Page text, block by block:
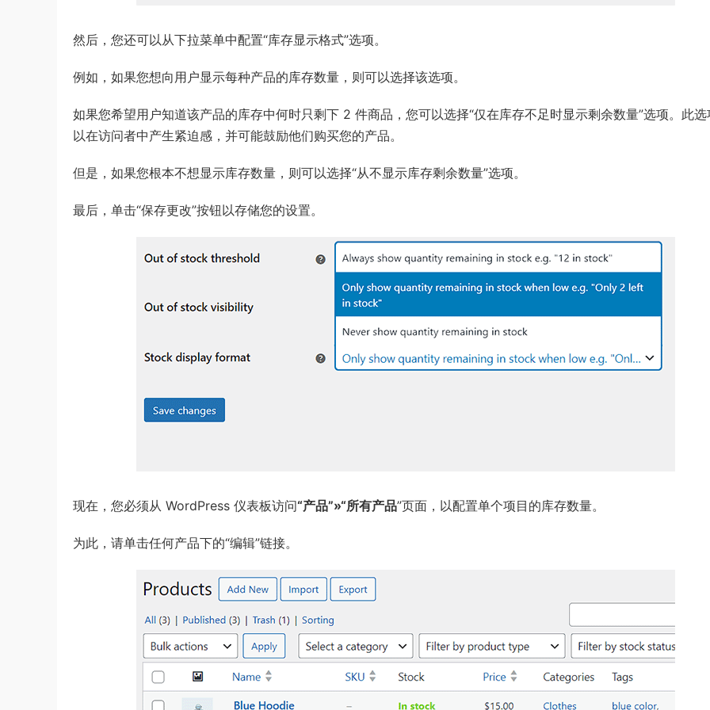
然后，您还可以从下拉菜单中配置“库存显示格式”选项。
例如，如果您想向用户显示每种产品的库存数量，则可以选择该选项。
如果您希望用户知道该产品的库存中何时只剩下 2 件商品，您可以选择“仅在库存不足时显示剩余数量”选项。此选
以在访问者中产生紧迫感，并可能鼓励他们购买您的产品。
但是，如果您根本不想显示库存数量，则可以选择“从不显示库存剩余数量”选项。
最后，单击“保存更改”按钮以存储您的设置。
现在，您必须从 WordPress 仪表板访问“产品”»“所有产品”页面，以配置单个项目的库存数量。
为此，请单击任何产品下的“编辑”链接。